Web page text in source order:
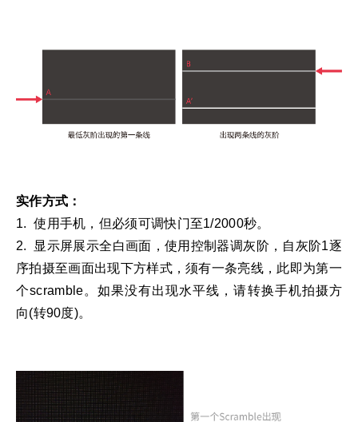
实作方式：
1. 使用手机，但必须可调快门至1/2000秒。
2. 显示屏展示全白画面，使用控制器调灰阶，自灰阶1逐
序拍摄至画面出现下方样式，须有一条亮线，此即为第一
个scramble。如果没有出现水平线，请转换手机拍摄方
向(转90度)。